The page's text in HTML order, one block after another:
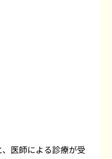
医師による診療が受